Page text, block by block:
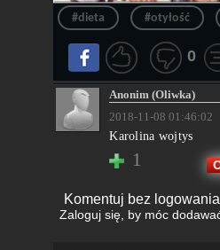
#dieta #otyłość
0
Anonim (Oliwka)
2018-11-08 01:46:02
Karolina wojtys
1
Komentuj bez
Zaloguj się, by móc